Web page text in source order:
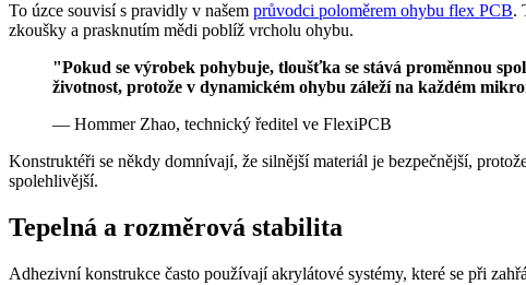
To úzce souvisí s pravidly v našem průvodci poloměrem ohybu flex PCB.
zkoušky a prasknutím mědi poblíž vrcholu ohybu.
"Pokud se výrobek pohybuje, tloušťka se stává proměnnou
životnost, protože v dynamickém ohybu záleží na každém
— Hommer Zhao, technický ředitel ve FlexiPCB
Konstruktéři se někdy domnívají, že silnější materiál je bezpečnější,
spolehlivější.
Tepelná a rozměrová stabilita
Adhezivní konstrukce často používají akrylátové systémy, které se při